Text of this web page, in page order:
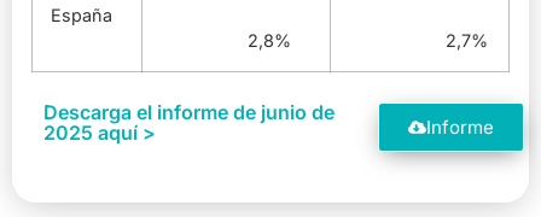
España
2,8%
2,7%
Descarga el informe de junio de
2025 aquí >
Informe